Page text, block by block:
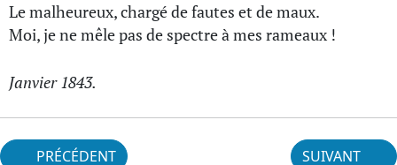
Le malheureux, chargé de fautes et de maux.
Moi, je ne mêle pas de spectre à mes rameaux !
Janvier 1843.
PRÉCÉDENT SUIVANT